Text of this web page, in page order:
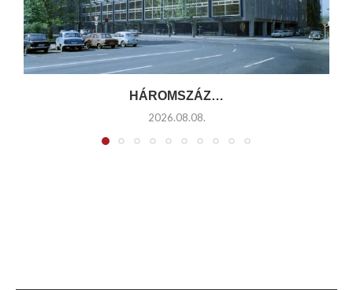
HÁROMSZÁZ…
2026.08.08.